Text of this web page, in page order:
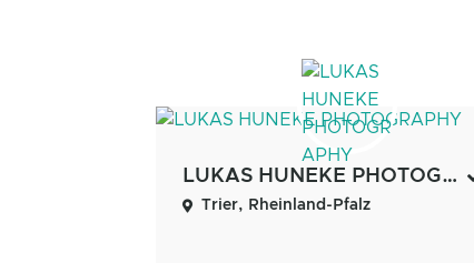
LUKAS HUNEKE PHOTOGRAPHY
Trier, Rheinland-Pfalz